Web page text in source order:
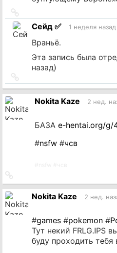
на
источник
Сейд ✅ 1 неделя назад
Враньё.
Эта запись была
назад)
на
источник
Nokita Kaze 2 нед.
БАЗА e-hentai.org/
#nsfw #чсв
на
источникNokita Kaze 2 нед.
#games #pokemon #
Тут некий FRLG.IPS
буду проходить